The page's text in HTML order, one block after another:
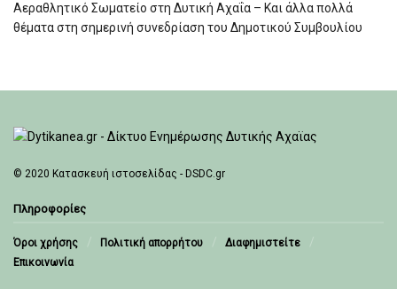
Αεραθλητικό Σωματείο στη Δυτική Αχαΐα – Και άλλα πολλά
θέματα στη σημερινή συνεδρίαση του Δημοτικού Συμβουλίου
© 2020 Κατασκευή ιστοσελίδας - DSDC.gr
Πληροφορίες
Όροι χρήσης Πολιτική απορρήτου
Διαφημιστείτε
Επικοινωνία